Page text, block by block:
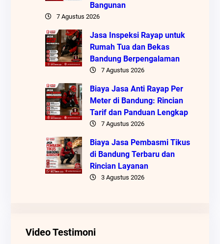
Bangunan
7 Agustus 2026
Jasa Inspeksi Rayap untuk
Rumah Tua dan Bekas
Bandung Berpengalaman
7 Agustus 2026
Biaya Jasa Anti Rayap Per
Meter di Bandung: Rincian
Tarif dan Panduan Lengkap
7 Agustus 2026
Biaya Jasa Pembasmi Tikus
di Bandung Terbaru dan
Rincian Layanan
3 Agustus 2026
Video Testimoni